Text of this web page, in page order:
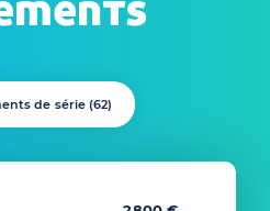
de série (62)